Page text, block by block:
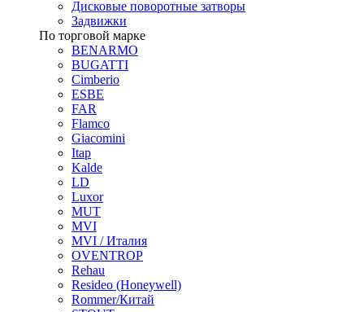
Дисковые поворотные затворы
Задвижки
По торговой марке
BENARMO
BUGATTI
Cimberio
ESBE
FAR
Flamco
Giacomini
Itap
Kalde
LD
Luxor
MUT
MVI
MVI / Италия
OVENTROP
Rehau
Resideo (Honeywell)
Rommer/Китай